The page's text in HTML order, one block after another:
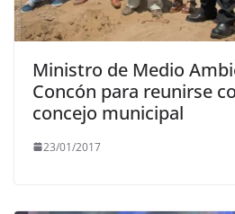
Ministro de Medio
Concón para reunirse
concejo municipal
23/01/2017